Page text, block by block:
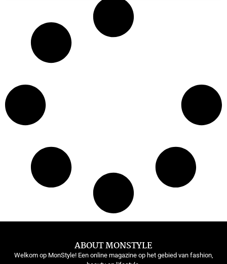
ABOUT MONSTYLE
Welkom op MonStyle! Een online magazine op het gebied van fashion,